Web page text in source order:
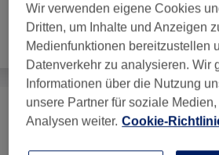
Alle Friseur
Augenbrauen & Wimpern (3)
Wir verwenden eigene Cookies
Dritten, um Inhalte und Anzeigen
Medienfunktionen bereitzustellen
Datenverkehr zu analysieren. Wir
Informationen über die Nutzung
unsere Partner für soziale
Analysen weiter. Cookie-